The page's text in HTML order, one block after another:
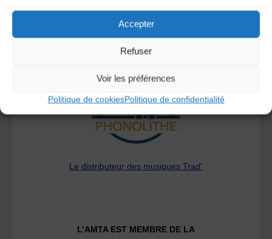
Accepter
Refuser
Voir les préférences
Politique de cookiesPolitique de confidentialité
Le distributeur des musiques Trad'
L’AMTA EST MEMBRE DE LA